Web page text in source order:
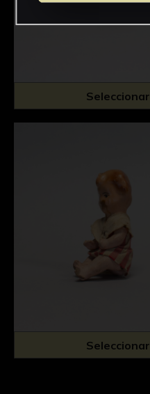
Seleccionar
Seleccionar